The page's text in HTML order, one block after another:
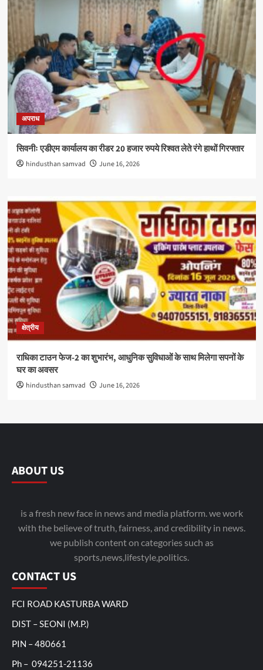
अपराध
सिवनीः एडीएम कार्यालय का रीडर 20 हजार रुपये रिश्वत लेते रंगे हाथों गिरफ्तार
hindusthan samvad June 16, 2026
क्षेत्रीय
राधिका टाउन फेज-2 का शुभारंभ, आधुनिक सुविधाओं के साथ मिलेगा सपनों के
घर का अवसर
hindusthan samvad June 16, 2026
ABOUT US
is a fresh new face in news and media platform. we work
with the believe of truth, fairness, and credibility in news.
we publish content on categories such as
sports,news,lifestyle,politics.
CONTACT US
FCI ROAD KASTURBA WARD
DIST – SEONI (M.P.)
PIN – 480661
Ph – 094251-21136